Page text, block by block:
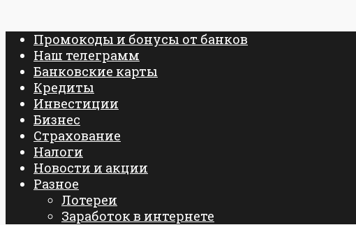
Промокоды и бонусы от банков
Наш телеграмм
Банковские карты
Кредиты
Инвестиции
Бизнес
Страхование
Налоги
Новости и акции
Разное
Лотереи
Заработок в интернете